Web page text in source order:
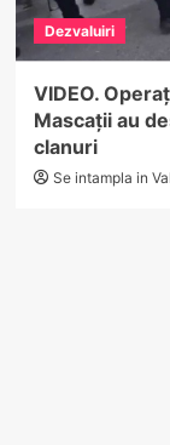
Dezvaluiri
VIDEO.
Mascații au
clanuri
Se intampla in